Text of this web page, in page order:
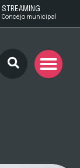
STREAMING
Concejo municipal